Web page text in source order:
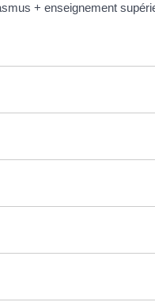
+ enseignement